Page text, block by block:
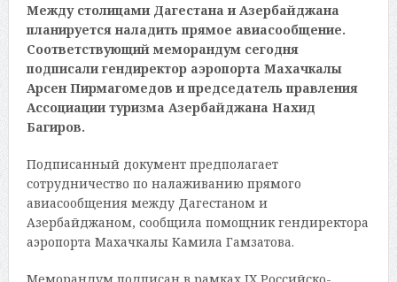
Между столицами Дагестана и Азербайджана
планируется наладить прямое авиасообщение.
Соответствующий меморандум сегодня
подписали гендиректор аэропорта Махачкалы
Арсен Пирмагомедов и председатель правления
Ассоциации туризма Азербайджана Нахид
Багиров.
Подписанный документ предполагает
сотрудничество по налаживанию прямого
авиасообщения между Дагестаном и
Азербайджаном, сообщила помощник гендиректора
аэропорта Махачкалы Камила Гамзатова.
Меморандум подписан в рамках IX Российско-